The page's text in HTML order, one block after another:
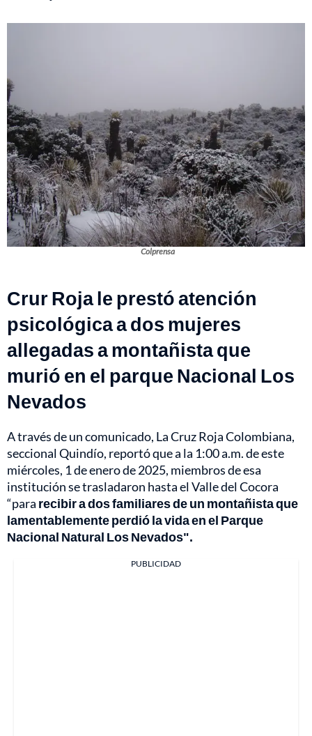
Colprensa
Crur Roja le prestó atención
psicológica a dos mujeres
allegadas a montañista que
murió en el parque Nacional Los
Nevados
A través de un comunicado, La Cruz Roja Colombiana,
seccional Quindío, reportó que a la 1:00 a.m. de este
miércoles, 1 de enero de 2025, miembros de esa
institución se trasladaron hasta el Valle del Cocora
“para recibir a dos familiares de un montañista que
lamentablemente perdió la vida en el Parque
Nacional Natural Los Nevados".
PUBLICIDAD